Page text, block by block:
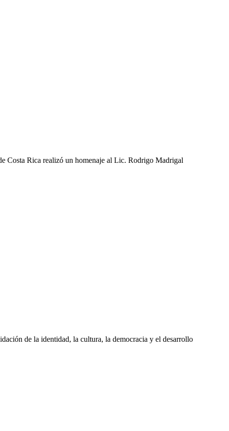
Costa Rica realizó un homenaje al Lic. Rodrigo Madrigal
de la identidad, la cultura, la democracia y el desarrollo